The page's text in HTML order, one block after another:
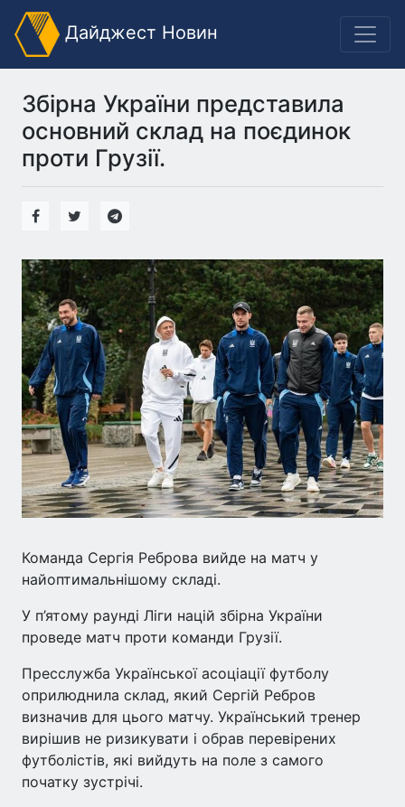
Дайджест Новин
Збірна України представила
основний склад на поєдинок
проти Грузії.
Команда Сергія Реброва вийде на матч у
найоптимальнішому складі.
У п’ятому раунді Ліги націй збірна України
проведе матч проти команди Грузії.
Пресслужба Української асоціації футболу
оприлюднила склад, який Сергій Ребров
визначив для цього матчу. Український тренер
вирішив не ризикувати і обрав перевірених
футболістів, які вийдуть на поле з самого
початку зустрічі.